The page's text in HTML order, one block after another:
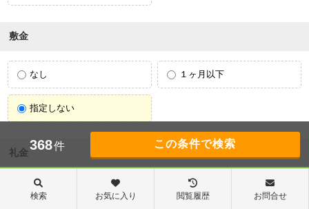
敷金
なし １ヶ月以下
指定しない
礼金
なし １ヶ月以下
368件
検索 お気に入り 閲覧履歴 お問合せ